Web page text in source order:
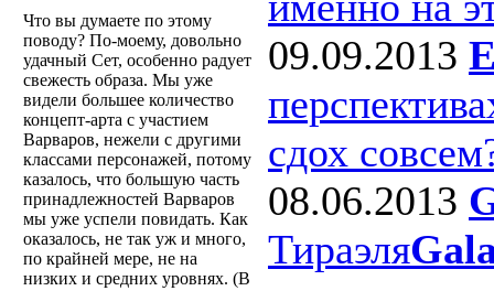
Что вы думаете по этому
поводу? По-моему, довольно
удачный Сет, особенно радует
свежесть образа. Мы уже
видели большее количество
концепт-арта с участием
Варваров, нежели с другими
классами персонажей, потому
казалось, что большую часть
принадлежностей Варваров
мы уже успели повидать. Как
оказалось, не так уж и много,
по крайней мере, не на
низких и средних уровнях. (В
09.09.2013
сдох
08.06.2013
Тираэля